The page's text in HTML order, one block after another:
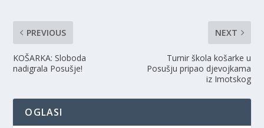
PREVIOUS
KOŠARKA: Sloboda
nadigrala Posušje!
NEXT
Turnir škola košarke u
Posušju pripao djevojkama
iz Imotskog
OGLASI